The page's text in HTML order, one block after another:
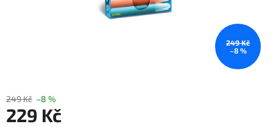
249 Kč
–8 %
249 Kč –8 %
229 Kč